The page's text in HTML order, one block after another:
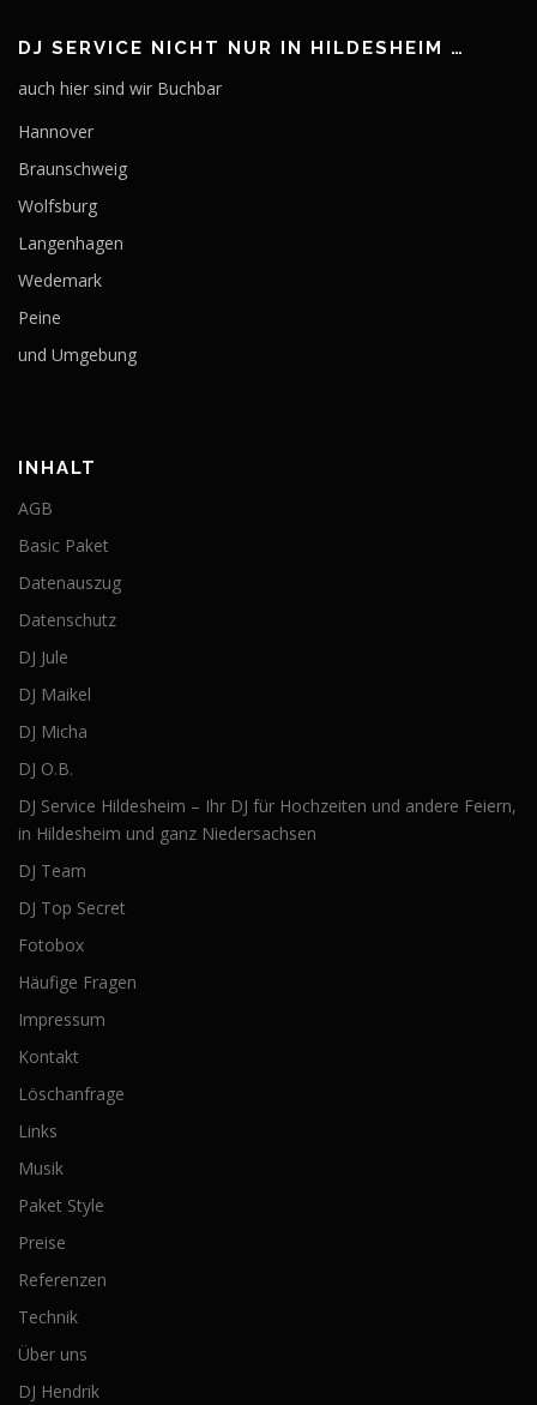
DJ SERVICE NICHT NUR IN HILDESHEIM …
auch hier sind wir Buchbar
Hannover
Braunschweig
Wolfsburg
Langenhagen
Wedemark
Peine
und Umgebung
INHALT
AGB
Basic Paket
Datenauszug
Datenschutz
DJ Jule
DJ Maikel
DJ Micha
DJ O.B.
DJ Service Hildesheim – Ihr DJ für Hochzeiten und andere Feiern,
in Hildesheim und ganz Niedersachsen
DJ Team
DJ Top Secret
Fotobox
Häufige Fragen
Impressum
Kontakt
Löschanfrage
Links
Musik
Paket Style
Preise
Referenzen
Technik
Über uns
DJ Hendrik